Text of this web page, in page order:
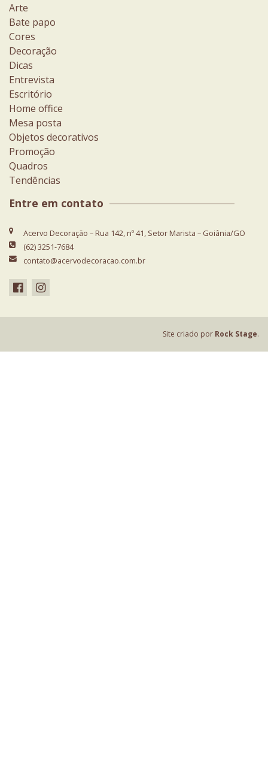
Arte
Bate papo
Cores
Decoração
Dicas
Entrevista
Escritório
Home office
Mesa posta
Objetos decorativos
Promoção
Quadros
Tendências
Entre em contato
Acervo Decoração – Rua 142, nº 41, Setor Marista – Goiânia/GO
(62) 3251-7684
contato@acervodecoracao.com.br
Site criado por Rock Stage.